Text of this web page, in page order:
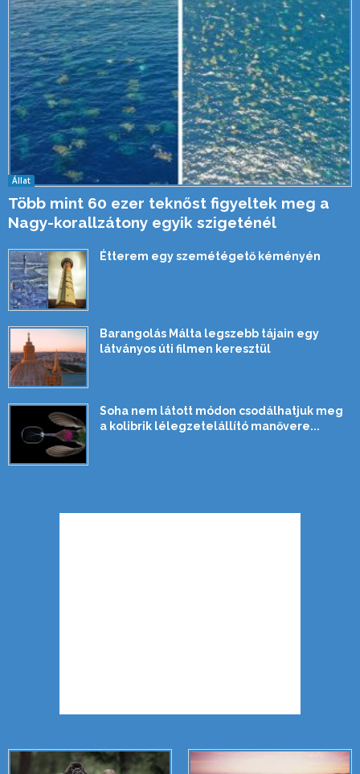
Állat
Több mint 60 ezer teknőst figyeltek meg a
Nagy-korallzátony egyik szigeténél
Étterem egy szemétégető kéményén
Barangolás Málta legszebb tájain egy
látványos úti filmen keresztül
Soha nem látott módon csodálhatjuk meg
a kolibrik lélegzetelállító manővere...